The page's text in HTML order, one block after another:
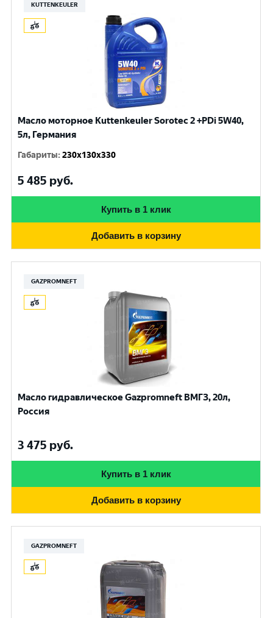
KUTTENKEULER
Масло моторное Kuttenkeuler Sorotec 2 +PDi 5W40,
5л, Германия
Габариты:230x130x330
5 485 руб.
Купить в 1 клик
Добавить в корзину
GAZPROMNEFT
Масло гидравлическое Gazpromneft ВМГЗ, 20л,
Россия
3 475 руб.
Купить в 1 клик
Добавить в корзину
GAZPROMNEFT